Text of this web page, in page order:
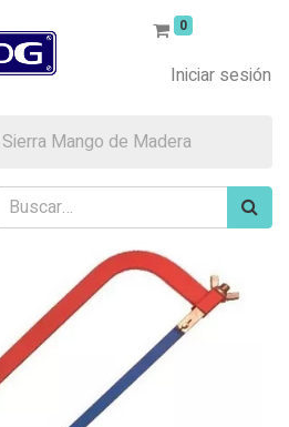
0
Iniciar sesión
Mango de Madera